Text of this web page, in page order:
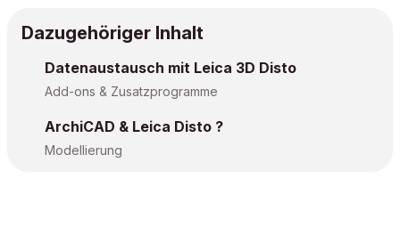
Dazugehöriger Inhalt
Datenaustausch mit Leica 3D Disto
Add-ons & Zusatzprogramme
ArchiCAD & Leica Disto ?
Modellierung